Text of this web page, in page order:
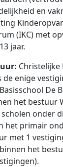
en
(IKC) met
jaar.
Christelijke
de enige
De
het bestuur
onder
het primair
met 1
het